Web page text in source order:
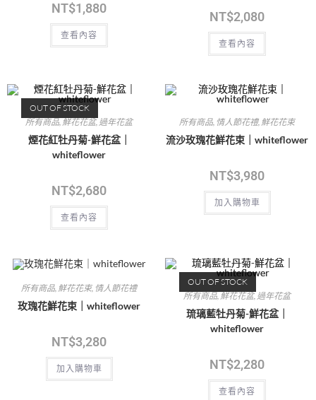
NT$1,880
查看內容
NT$2,080
查看內容
OUT OF STOCK
所有商品, 鮮花花盆, 過年花盆
煙花紅牡丹菊-鮮花盆｜
whiteflower
NT$2,680
查看內容
所有商品, 情人節花禮, 鮮花花束
流沙玫瑰花鮮花束｜whiteflower
NT$3,980
加入購物車
所有商品 鮮花花束, 情人節花禮
玫瑰花鮮花束｜whiteflower
NT$3,280
加入購物車
OUT OF STOCK
所有商品, 鮮花花盆, 過年花盆
琉璃藍牡丹菊-鮮花盆｜
whiteflower
NT$2,280
查看內容